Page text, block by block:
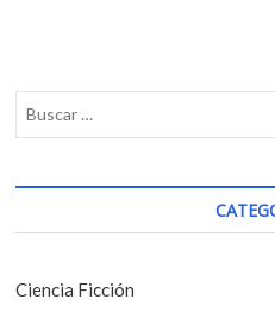
g
a
i
ó
n
p
s
:
Ciencia Ficción